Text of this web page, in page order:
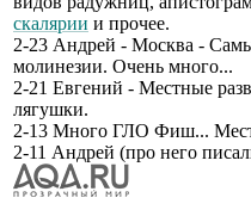
скалярии и прочее.
2-23 Андрей - Москва -
молинезии. Очень много...
2-21 Евгений - Местные
лягушки.
2-13 Много ГЛО Фиш...
2-11 Андрей (про него